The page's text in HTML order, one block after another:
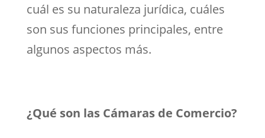
cuál es su naturaleza jurídica, cuáles
son sus funciones principales, entre
algunos aspectos más.
¿Qué son las Cámaras de Comercio?